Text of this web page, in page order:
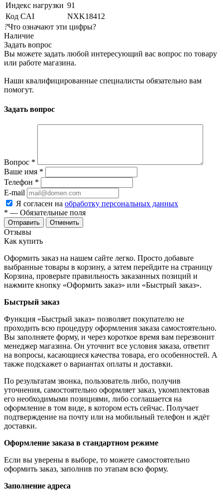
Индекс нагрузки 91
Код CAI
NXK18412
?Что означают эти цифры?
Наличие
Задать вопрос
Вы можете задать любой интересующий вас вопрос по товару
или работе магазина.
Наши квалифицированные специалисты обязательно вам
помогут.
Задать вопрос
Вопрос *
Ваше имя *
Телефон *
E-mail
Я согласен на обработку персональных данных
* — Обязательные поля
Отменить
Отзывы
Как купить
Оформить заказ на нашем сайте легко. Просто добавьте
выбранные товары в корзину, а затем перейдите на страницу
Корзина, проверьте правильность заказанных позиций и
нажмите кнопку «Оформить заказ» или «Быстрый заказ».
Быстрый заказ
Функция «Быстрый заказ» позволяет покупателю не
проходить всю процедуру оформления заказа самостоятельно.
Вы заполняете форму, и через короткое время вам перезвонит
менеджер магазина. Он уточнит все условия заказа, ответит
на вопросы, касающиеся качества товара, его особенностей. А
также подскажет о вариантах оплаты и доставки.
По результатам звонка, пользователь либо, получив
уточнения, самостоятельно оформляет заказ, укомплектовав
его необходимыми позициями, либо соглашается на
оформление в том виде, в котором есть сейчас. Получает
подтверждение на почту или на мобильный телефон и ждёт
доставки.
Оформление заказа в стандартном режиме
Если вы уверены в выборе, то можете самостоятельно
оформить заказ, заполнив по этапам всю форму.
Заполнение адреса